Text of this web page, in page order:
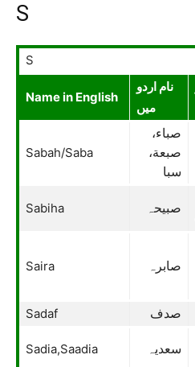
S
S
Name in English
نام اردو
میں
Sabah/Saba
صباء،
صبعة،
سبا
Sabiha صبیحہ
Saira صابرہ
Sadaf
صدف
Sadia,Saadia سعدیہ